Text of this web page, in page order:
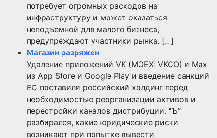
потребует огромных расходов на
инфраструктуру и может оказаться
неподъемной для малого бизнеса,
предупреждают участники рынка. […]
Магазин разряжен
Удаление приложений VK (MOEX: VKCO) и Max
из App Store и Google Play и введение санкций
ЕС поставили российский холдинг перед
необходимостью реорганизации активов и
перестройки каналов дистрибуции. “Ъ”
разбирался, какие юридические риски
возникают при попытке вывести